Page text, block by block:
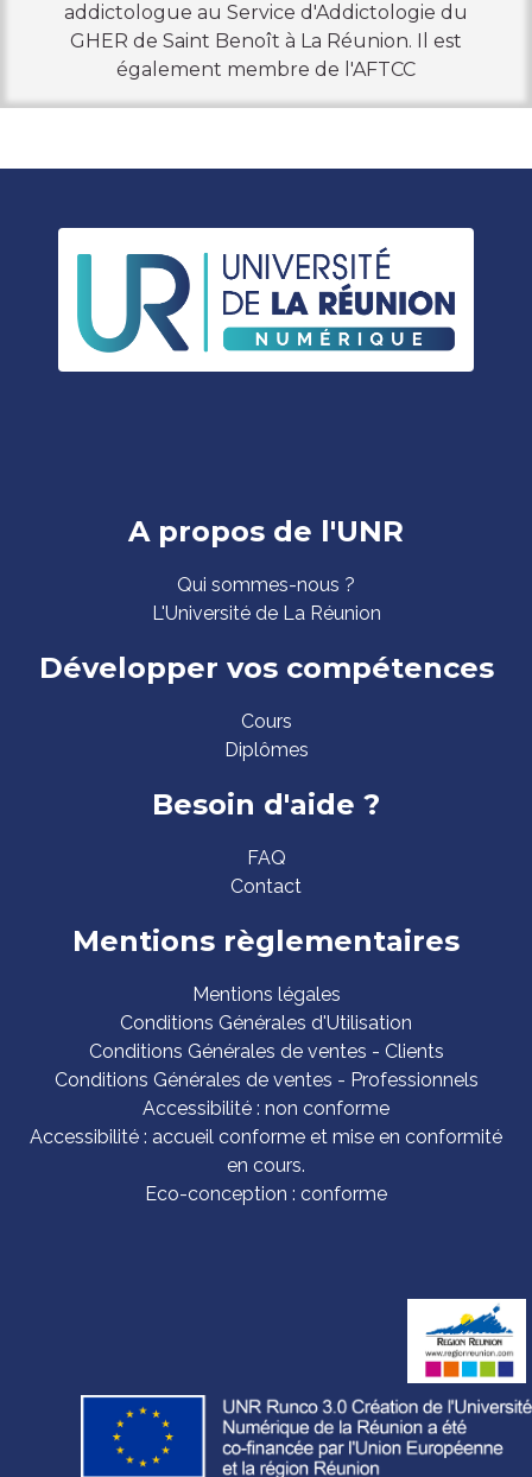
addictologue au Service d'Addictologie du
GHER de Saint Benoît à La Réunion. Il est
également membre de l'AFTCC
A propos de l'UNR
Qui sommes-nous ?
L'Université de La Réunion
Développer vos compétences
Cours
Diplômes
Besoin d'aide ?
FAQ
Contact
Mentions règlementaires
Mentions légales
Conditions Générales d'Utilisation
Conditions Générales de ventes - Clients
Conditions Générales de ventes - Professionnels
Accessibilité : non conforme
Accessibilité : accueil conforme et mise en conformité
en cours.
Eco-conception : conforme